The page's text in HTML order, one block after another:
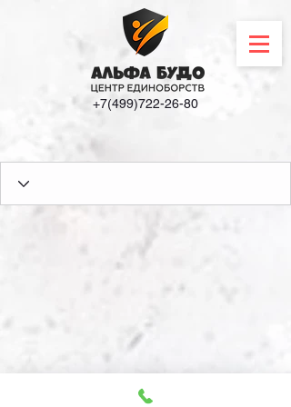
+7(499)722-26-80